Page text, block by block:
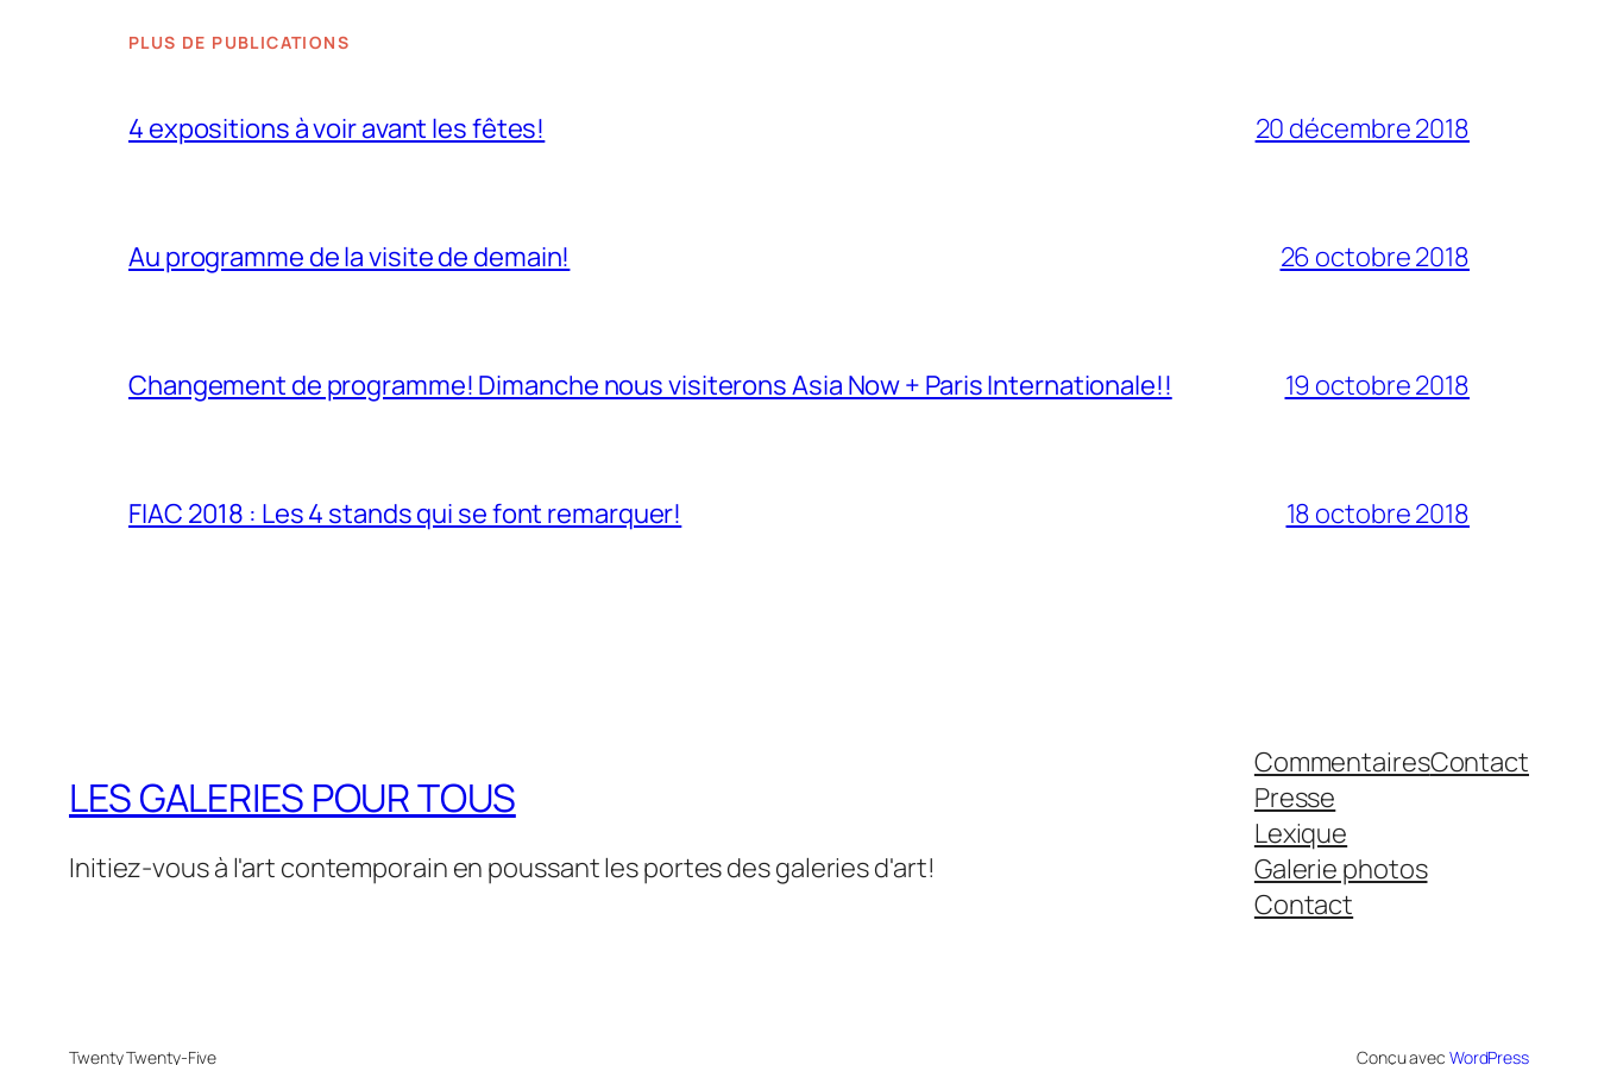
PLUS DE PUBLICATIONS
4 expositions à voir avant les fêtes! 20 décembre 2018
Au programme de la visite de demain! 26 octobre 2018
Changement de programme! Dimanche nous visiterons Asia Now + Paris Internationale!! 19 octobre 2018
FIAC 2018 : Les 4 stands qui se font remarquer! 18 octobre 2018
LES GALERIES POUR TOUS
Initiez-vous à l'art contemporain en poussant les portes des galeries d'art!
Commentaires
Presse
Lexique
Galerie photos
Contact
Contact
Twenty Twenty-Five Conçu avec WordPress